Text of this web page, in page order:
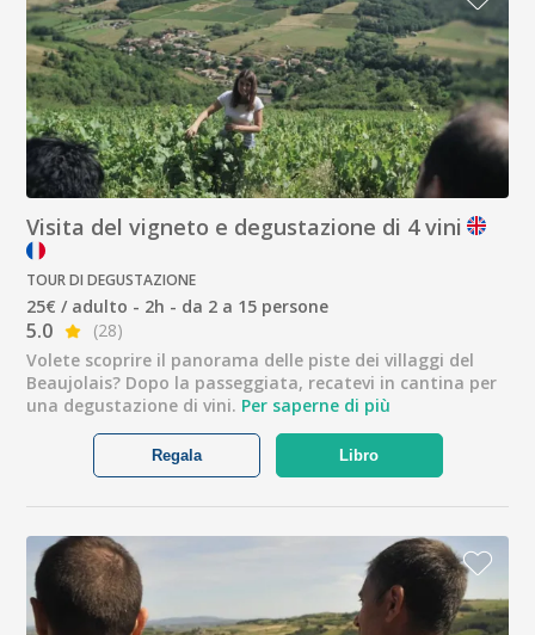
Visita del vigneto e degustazione di 4 vini
TOUR DI DEGUSTAZIONE
25€ / adulto - 2h - da 2 a 15 persone
5.0
(28)
Volete scoprire il panorama delle piste dei villaggi del
Beaujolais? Dopo la passeggiata, recatevi in cantina per
una degustazione di vini. Per saperne di più
Libro
Regala